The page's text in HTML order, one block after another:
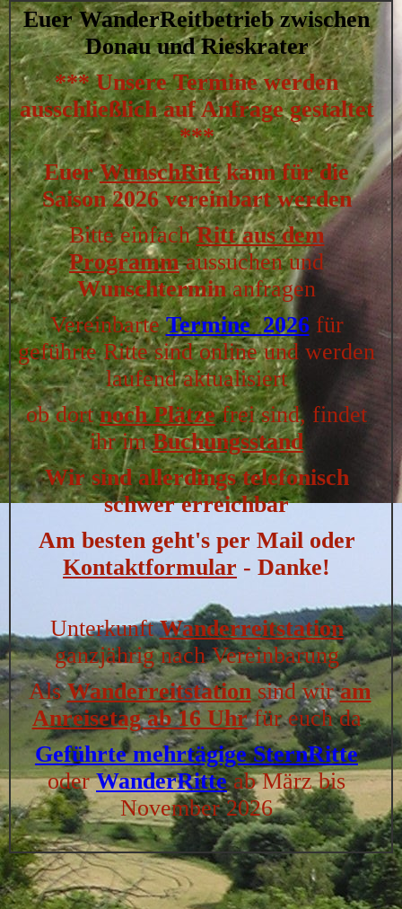
Euer WanderReitbetrieb zwischen
Donau und Rieskrater
*** Unsere Termine werden
ausschließlich auf Anfrage gestaltet
***
EuerWunschRittkann für die
Saison 2026 vereinbart werden
Bitte einfach Ritt aus dem
Programm aussuchen und
Wunschterminanfragen
Vereinbarte Termine 2026 für
geführte Ritte sind online und werden
laufend aktualisiert
ob dortnoch Plätzefrei sind, findet
ihr imBuchungsstand
Wir sind allerdings telefonisch
schwer erreichbar
Am besten geht's per Mail oder
Kontaktformular - Danke!
UnterkunftWanderreitstation
ganzjährig nach Vereinbarung
AlsWanderreitstationsind wiram
Anreisetag ab 16 Uhrfür euch da
Geführte mehrtägige SternRitte
oderWanderRitteab März bis
November 2026